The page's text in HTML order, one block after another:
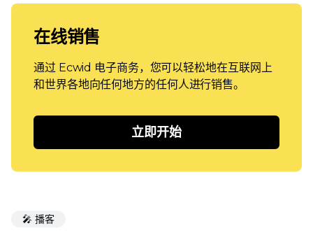
在线销售
通过 Ecwid 电子商务，您可以轻松地在互联网上
和世界各地向任何地方的任何人进行销售。
立即开始
🎤 播客